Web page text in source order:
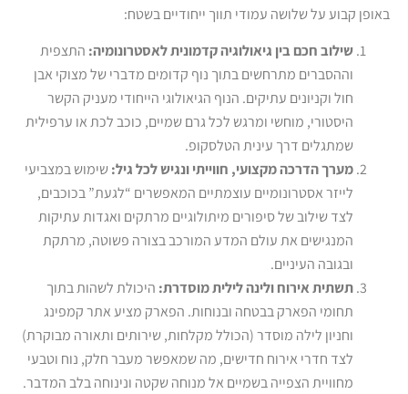
באופן קבוע על שלושה עמודי תווך ייחודיים בשטח:
שילוב חכם בין גיאולוגיה קדמונית לאסטרונומיה:התצפית
וההסברים מתרחשים בתוך נוף קדומים מדברי של מצוקי אבן
חול וקניונים עתיקים. הנוף הגיאולוגי הייחודי מעניק הקשר
היסטורי, מוחשי ומרגש לכל גרם שמיים, כוכב לכת או ערפילית
שמתגלים דרך עינית הטלסקופ.
מערך הדרכה מקצועי, חווייתי ונגיש לכל גיל:שימוש במצביעי
לייזר אסטרונומיים עוצמתיים המאפשרים “לגעת” בכוכבים,
לצד שילוב של סיפורים מיתולוגיים מרתקים ואגדות עתיקות
המנגישים את עולם המדע המורכב בצורה פשוטה, מרתקת
ובגובה העיניים.
תשתית אירוח ולינה לילית מוסדרת:היכולת לשהות בתוך
תחומי הפארק בבטחה ובנוחות. הפארק מציע אתר קמפינג
וחניון לילה מוסדר (הכולל מקלחות, שירותים ותאורה מבוקרת)
לצד חדרי אירוח חדישים, מה שמאפשר מעבר חלק, נוח וטבעי
מחוויית הצפייה בשמיים אל מנוחה שקטה ונינוחה בלב המדבר.